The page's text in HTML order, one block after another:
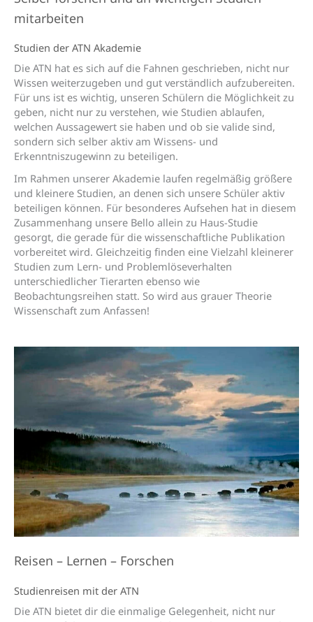
mitarbeiten
Studien der ATN Akademie
Die ATN hat es sich auf die Fahnen geschrieben, nicht nur
Wissen weiterzugeben und gut verständlich aufzubereiten.
Für uns ist es wichtig, unseren Schülern die Möglichkeit zu
geben, nicht nur zu verstehen, wie Studien ablaufen,
welchen Aussagewert sie haben und ob sie valide sind,
sondern sich selber aktiv am Wissens- und
Erkenntniszugewinn zu beteiligen.
Im Rahmen unserer Akademie laufen regelmäßig größere
und kleinere Studien, an denen sich unsere Schüler aktiv
beteiligen können. Für besonderes Aufsehen hat in diesem
Zusammenhang unsere Bello allein zu Haus-Studie
gesorgt, die gerade für die wissenschaftliche Publikation
vorbereitet wird. Gleichzeitig finden eine Vielzahl kleinerer
Studien zum Lern- und Problemlöseverhalten
unterschiedlicher Tierarten ebenso wie
Beobachtungsreihen statt. So wird aus grauer Theorie
Wissenschaft zum Anfassen!
Reisen – Lernen – Forschen
Studienreisen mit der ATN
Die ATN bietet dir die einmalige Gelegenheit, nicht nur